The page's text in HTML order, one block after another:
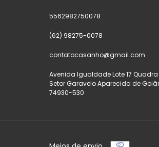
5562982750078
(62) 98275-0078
contatocasanho@gmail.com
Avenida Igualdade Lote 17 Quadra
Setor Garavelo Aparecida de
74930-530